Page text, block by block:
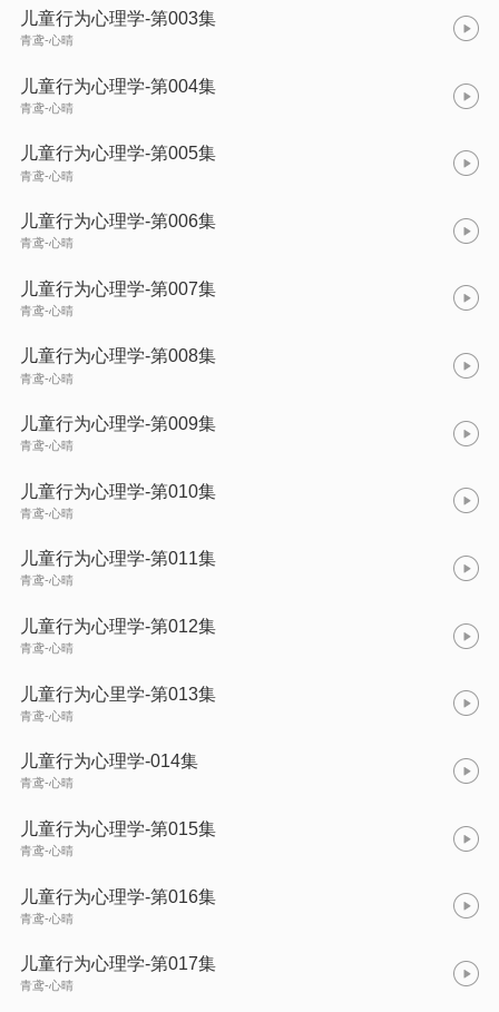
儿童行为心理学-第003集
青鸢-心晴
儿童行为心理学-第004集
青鸢-心晴
儿童行为心理学-第005集
青鸢-心晴
儿童行为心理学-第006集
青鸢-心晴
儿童行为心理学-第007集
青鸢-心晴
儿童行为心理学-第008集
青鸢-心晴
儿童行为心理学-第009集
青鸢-心晴
儿童行为心理学-第010集
青鸢-心晴
儿童行为心理学-第011集
青鸢-心晴
儿童行为心理学-第012集
青鸢-心晴
儿童行为心里学-第013集
青鸢-心晴
儿童行为心理学-014集
青鸢-心晴
儿童行为心理学-第015集
青鸢-心晴
儿童行为心理学-第016集
青鸢-心晴
儿童行为心理学-第017集
青鸢-心晴